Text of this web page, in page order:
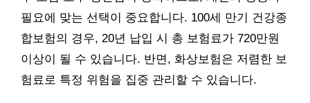
필요에 맞는 선택이 중요합니다. 100세 만기 건강종
합보험의 경우, 20년 납입 시 총 보험료가 720만원
이상이 될 수 있습니다. 반면, 화상보험은 저렴한 보
험료로 특정 위험을 집중 관리할 수 있습니다.